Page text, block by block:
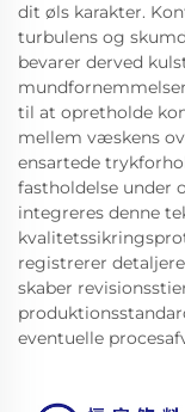
dit øls karakter.
turbulens og
bevarer derved
til at opretholde
mellem væskens
ensartede
fastholdelse under
integreres denne
registrerer
skaber
eventuelle